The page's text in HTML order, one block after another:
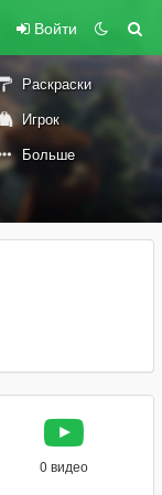
Войти
Раскраски
Игрок
Больше
0 видео